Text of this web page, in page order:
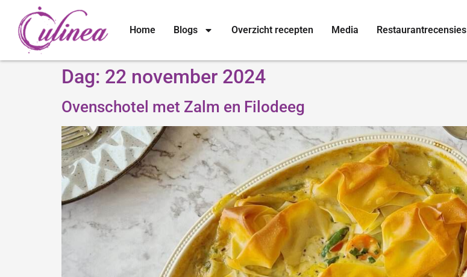
Home Blogs Overzicht recepten Media Restaurantrecensies
Dag: 22 november 2024
Ovenschotel met Zalm en Filodeeg